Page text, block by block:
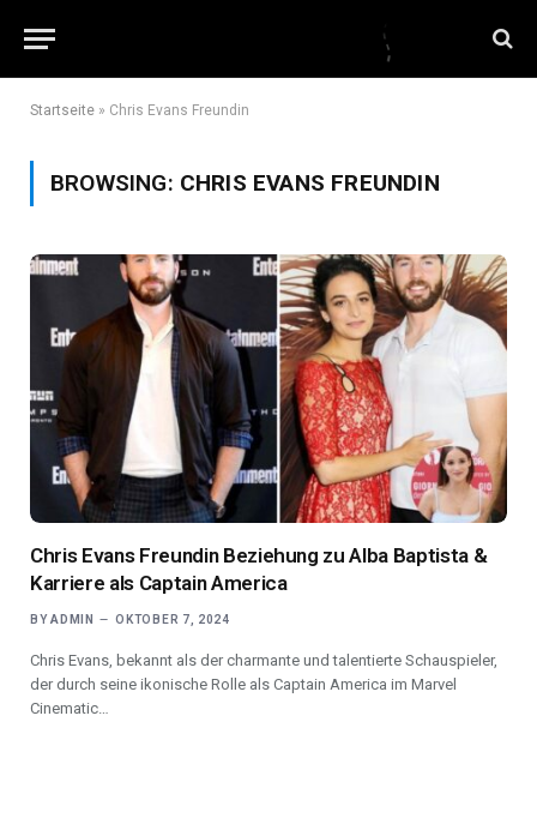
Startseite » Chris Evans Freundin
BROWSING: CHRIS EVANS FREUNDIN
Chris Evans Freundin Beziehung zu Alba Baptista &
Karriere als Captain America
BY ADMIN OKTOBER 7, 2024
Chris Evans, bekannt als der charmante und talentierte Schauspieler,
der durch seine ikonische Rolle als Captain America im Marvel
Cinematic…